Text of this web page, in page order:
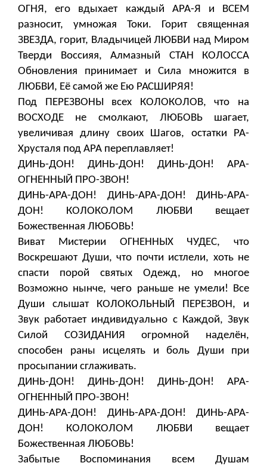
ОГНЯ, его вдыхает каждый АРА-Я и ВСЕМ
разносит, умножая Токи. Горит священная
ЗВЕЗДА, горит, Владычицей ЛЮБВИ над Миром
Тверди Воссияя, Алмазный СТАН КОЛОССА
Обновления принимает и Сила множится в
ЛЮБВИ, Её самой же Ею РАСШИРЯЯ!
Под ПЕРЕЗВОНЫ всех КОЛОКОЛОВ, что на
ВОСХОДЕ не смолкают, ЛЮБОВЬ шагает,
увеличивая длину своих Шагов, остатки РА-
Хрусталя под АРА переплавляет!
ДИНЬ-ДОН! ДИНЬ-ДОН! ДИНЬ-ДОН! АРА-
ОГНЕННЫЙ ПРО-ЗВОН!
ДИНЬ-АРА-ДОН! ДИНЬ-АРА-ДОН! ДИНЬ-АРА-
ДОН! КОЛОКОЛОМ ЛЮБВИ вещает
Божественная ЛЮБОВЬ!
Виват Мистерии ОГНЕННЫХ ЧУДЕС, что
Воскрешают Души, что почти истлели, хоть не
спасти порой святых Одежд, но многое
Возможно нынче, чего раньше не умели! Все
Души слышат КОЛОКОЛЬНЫЙ ПЕРЕЗВОН, и
Звук работает индивидуально с Каждой, Звук
Силой СОЗИДАНИЯ огромной наделён,
способен раны исцелять и боль Души при
просыпании сглаживать.
ДИНЬ-ДОН! ДИНЬ-ДОН! ДИНЬ-ДОН! АРА-
ОГНЕННЫЙ ПРО-ЗВОН!
ДИНЬ-АРА-ДОН! ДИНЬ-АРА-ДОН! ДИНЬ-АРА-
ДОН! КОЛОКОЛОМ ЛЮБВИ вещает
Божественная ЛЮБОВЬ!
Забытые Воспоминания всем Душам